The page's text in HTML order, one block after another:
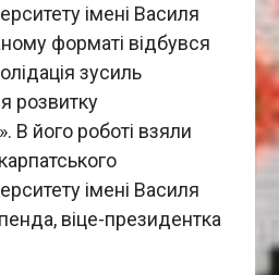
імені Василя
форматі відбувся
зусиль
розвитку
В його роботі взяли
імені Василя
віце-президентка